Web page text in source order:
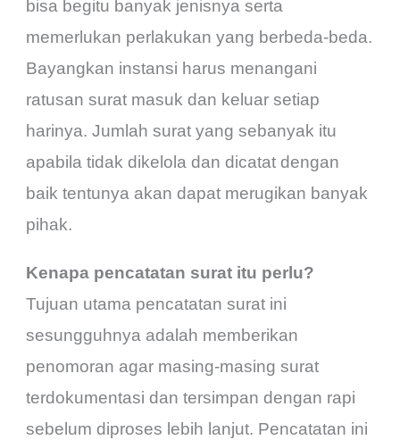
bisa begitu banyak jenisnya serta
memerlukan perlakukan yang berbeda-beda.
Bayangkan instansi harus menangani
ratusan surat masuk dan keluar setiap
harinya. Jumlah surat yang sebanyak itu
apabila tidak dikelola dan dicatat dengan
baik tentunya akan dapat merugikan banyak
pihak.
Kenapa pencatatan surat itu perlu?
Tujuan utama pencatatan surat ini
sesungguhnya adalah memberikan
penomoran agar masing-masing surat
terdokumentasi dan tersimpan dengan rapi
sebelum diproses lebih lanjut. Pencatatan ini